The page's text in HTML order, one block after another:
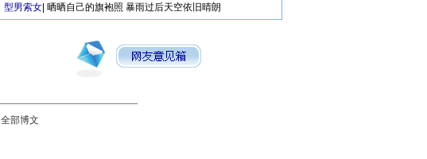
型男索女 晒晒自己的旗袍照 暴雨过后天空依旧晴朗
全部博文